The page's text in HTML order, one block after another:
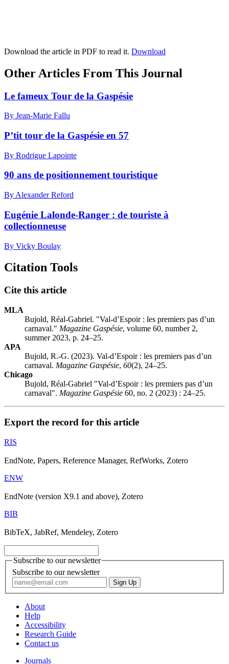
Download the article in PDF to read it. Download
Other Articles From This Journal
Le fameux Tour de la Gaspésie
By Jean-Marie Fallu
P’tit tour de la Gaspésie en 57
By Rodrigue Lapointe
90 ans de positionnement touristique
By Alexander Reford
Eugénie Lalonde-Ranger : de touriste à
collectionneuse
By Vicky Boulay
Citation Tools
Cite this article
MLA
Bujold, Réal-Gabriel. "Val-d’Espoir : les premiers pas d’un
carnaval." Magazine Gaspésie, volume 60, number 2,
summer 2023, p. 24–25.
APA
Bujold, R.-G. (2023). Val-d’Espoir : les premiers pas d’un
carnaval. Magazine Gaspésie, 60(2), 24–25.
Chicago
Bujold, Réal-Gabriel "Val-d’Espoir : les premiers pas d’un
carnaval". Magazine Gaspésie 60, no. 2 (2023) : 24–25.
Export the record for this article
RIS
EndNote, Papers, Reference Manager, RefWorks, Zotero
ENW
EndNote (version X9.1 and above), Zotero
BIB
BibTeX, JabRef, Mendeley, Zotero
Subscribe to our newsletter
Subscribe to our newsletter
About
Help
Accessibility
Research Guide
Contact us
Journals